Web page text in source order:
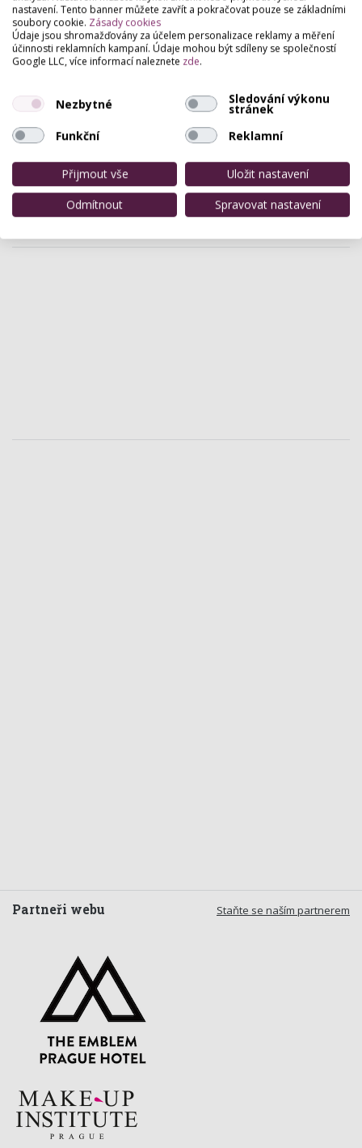
Esthé
Na Příkopě 17, Praha
Entner, Laserové centrum - MUDr. Raková, prim…
Aesthevita - profesionální plastická
Bolzanova 1679/3, Praha
V naší luxusní klinice Aesthevita se budete cítit jako
v bavlnce. Budeme se o vás starat tak, že nebudete
Staňte se naším partnerem
Partneři webu
nastavení. Tento banner můžete zavřít a pokračovat pouze se základními
soubory cookie. Zásady cookies
Údaje jsou shromažďovány za účelem personalizace reklamy a měření
účinnosti reklamních kampaní. Údaje mohou být sdíleny se společností
Google LLC, více informací naleznete zde.
Nezbytné Sledování výkonu
stránek
Funkční
Reklamní
Přijmout vše
Uložit nastavení
Odmítnout
Spravovat nastavení